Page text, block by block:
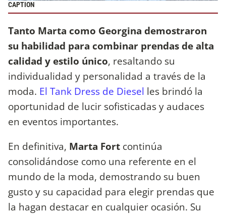
CAPTION
Tanto Marta como Georgina demostraron
su habilidad para combinar prendas de alta
calidad y estilo único, resaltando su
individualidad y personalidad a través de la
moda. El Tank Dress de Diesel les brindó la
oportunidad de lucir sofisticadas y audaces
en eventos importantes.
En definitiva, Marta Fort continúa
consolidándose como una referente en el
mundo de la moda, demostrando su buen
gusto y su capacidad para elegir prendas que
la hagan destacar en cualquier ocasión. Su